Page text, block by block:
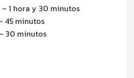
– 1 hora y 30 minutos
45 minutos
30 minutos